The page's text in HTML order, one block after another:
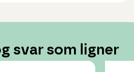
svar som ligner